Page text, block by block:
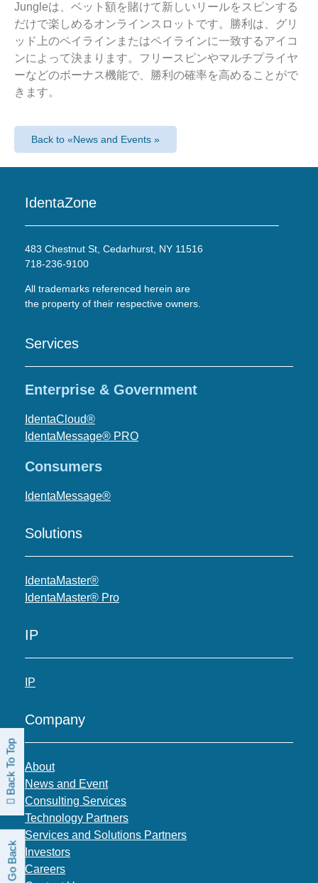
Jungleは、ベット額を賭けて新しいリールをスピンする
だけで楽しめるオンラインスロットです。勝利は、グリ
ッド上のペイラインまたはペイラインに一致するアイコ
ンによって決まります。フリースピンやマルチプライヤ
ーなどのボーナス機能で、勝利の確率を高めることがで
きます。
Back to «News and Events »
IdentaZone
483 Chestnut St, Cedarhurst, NY 11516
718-236-9100
All trademarks referenced herein are
the property of their respective owners.
Services
Enterprise & Government
IdentaCloud®
IdentaMessage® PRO
Consumers
IdentaMessage®
Solutions
IdentaMaster®
IdentaMaster® Pro
IP
IP
Company
About
News and Event
Consulting Services
Technology Partners
Services and Solutions Partners
Investors
Careers
Go Back
Back To Top